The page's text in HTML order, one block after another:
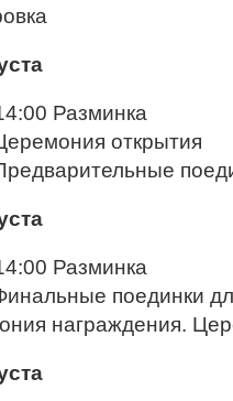
Разминка
открытия
Разминка
поединки
награждения.